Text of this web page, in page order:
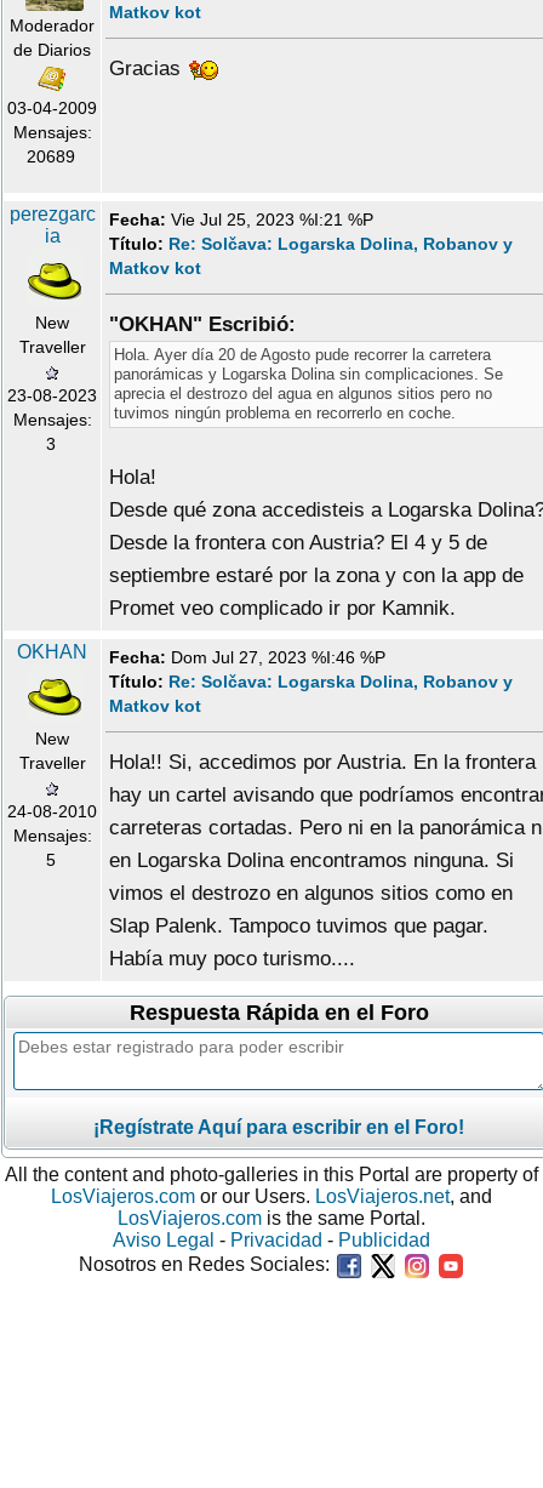
Moderador
de Diarios
03-04-2009
Mensajes:
20689
Matkov kot
Gracias
perezgarc
ia
New
Traveller
23-08-2023
Mensajes:
3
Fecha: Vie Jul 25, 2023 %I:21 %P
Título: Re: Solčava: Logarska Dolina, Robanov y
Matkov kot
"OKHAN" Escribió:
Hola. Ayer día 20 de Agosto pude recorrer la carretera
panorámicas y Logarska Dolina sin complicaciones. Se
aprecia el destrozo del agua en algunos sitios pero no
tuvimos ningún problema en recorrerlo en coche.
Hola!
Desde qué zona accedisteis a Logarska
Desde la frontera con Austria? El 4 y 5 de
septiembre estaré por la zona y con la app de
Promet veo complicado ir por Kamnik.
OKHAN
New
Traveller
24-08-2010
Mensajes:
5
Fecha: Dom Jul 27, 2023 %I:46 %P
Título: Re: Solčava: Logarska Dolina, Robanov y
Matkov kot
Hola!! Si, accedimos por Austria. En la frontera
hay un cartel avisando que podríamos
carreteras cortadas. Pero ni en la panorámica
en Logarska Dolina encontramos ninguna. Si
vimos el destrozo en algunos sitios como en
Slap Palenk. Tampoco tuvimos que pagar.
Había muy poco turismo....
Respuesta Rápida en el Foro
¡Regístrate Aquí para escribir en el Foro!
All the content and photo-galleries in this Portal are property of
LosViajeros.com or our Users. LosViajeros.net, and
LosViajeros.com is the same Portal.
Aviso Legal - Privacidad - Publicidad
Nosotros en Redes Sociales: